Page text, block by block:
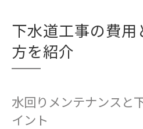
下水道工事の費
方を紹介
水回りメンテナンスと
イント